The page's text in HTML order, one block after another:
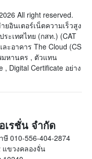
All right reserved.
ยอินเตอร์เน็ตความเร็วสูง
ะเทศไทย (กสท.) (CAT
ะอาคาร The Cloud (CS
มหานคร , ตัวแทน
, Digital Certificate อย่าง
เรชั่น จำกัด
010-556-404-2874
แขวงคลองจั่น